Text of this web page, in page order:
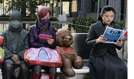
坏。参与活动者应当承
动中任何非事故当事人
中央美术学院美术馆肖
根据《中华人民共和国
民法院关于贯彻执行 《
坏。参与活动者应当承
动中任何非事故当事人
中央美术学院美术馆肖
根据《中华人民共和国
民法院关于贯彻执行 《
坏。参与活动者应当承
动中任何非事故当事人
中央美术学院美术馆肖
根据《中华人民共和国
民法院关于贯彻执行 《